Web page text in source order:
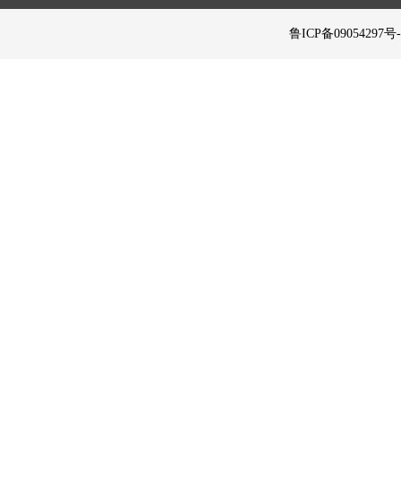
鲁ICP备09054297号